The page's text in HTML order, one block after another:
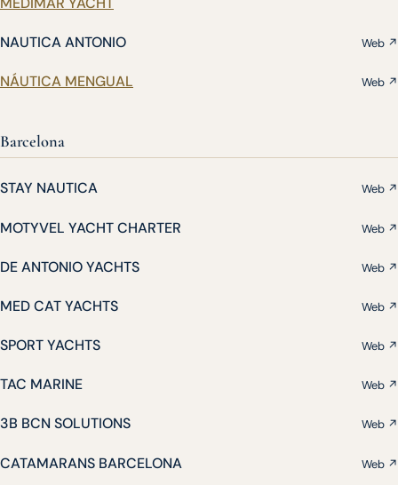
NAUTICA ANTONIO Web ↗
NÁUTICA MENGUAL Web ↗
Barcelona
STAY NAUTICA Web ↗
MOTYVEL YACHT CHARTER Web ↗
DE ANTONIO YACHTS Web ↗
MED CAT YACHTS Web ↗
SPORT YACHTS Web ↗
TAC MARINE Web ↗
3B BCN SOLUTIONS Web ↗
CATAMARANS BARCELONA Web ↗